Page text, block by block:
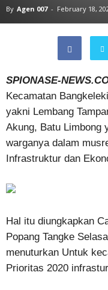
By Agen 007 - February 18,
SPIONASE-
Kecamatan
yakni Lembang
Akung, Batu Limbong
warganya dalam
Infrastruktur dan
Hal itu diungkapkan
Popang Tangke
menuturkan Untuk
Prioritas 2020